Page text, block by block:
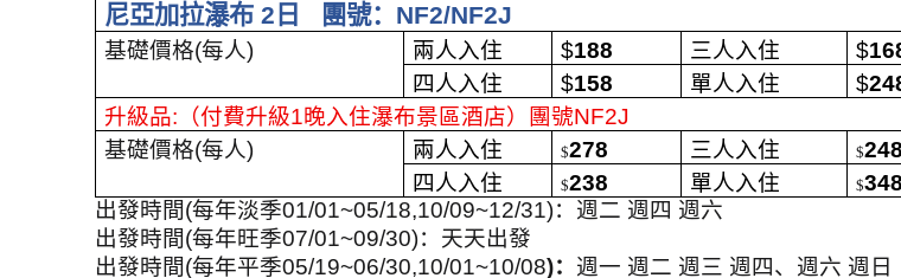
尼亞加拉瀑布 2 日 團號： NF2/NF2J
基礎價格(每人) 兩人入住 $188 三人入住 $
四人入住
$158 單人入住 $
升級品: （付費升級1晚入住瀑布景區酒店） 團號NF2J
基礎價格(每人) 兩人入住 $278 三人入住 $248
四人入住
$238 單人入住 $348
出發時間(每年淡季01/01~05/18,10/09~12/31)： 週二 週四 週六
出發時間(每年旺季07/01~09/30)： 天天出發
出發時間(每年平季05/19~06/30,10/01~10/08)： 週一 週二 週三 週四、週六 週日